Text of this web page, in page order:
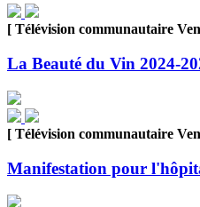
[ Télévision communautaire
La Beauté du Vin 2024-
[ Télévision communautaire
Manifestation pour